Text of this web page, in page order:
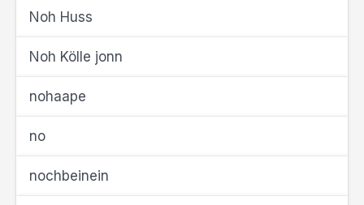
Noh Huss
Noh Kölle jonn
nohaape
no
nochbeinein